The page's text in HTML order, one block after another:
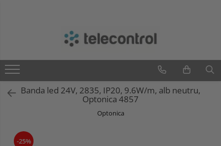
Teletask
Artsound
IntelightBanda led 24V, 2835, IP20, 9.6W/m, alb neutru,
Optonica 4857
Optonica
-25%